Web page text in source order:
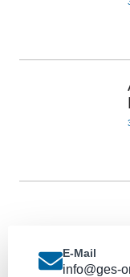
E-Mail
info@ges-